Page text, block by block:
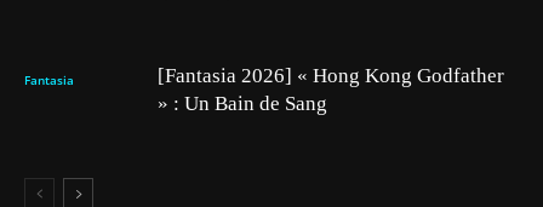
Fantasia
[Fantasia 2026] « Hong Kong Godfather
» : Un Bain de Sang